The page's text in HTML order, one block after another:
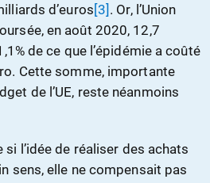
d’euros [3] . Or, l’Union
en août 2020, 12,7
de ce que l’épidémie a coûté
Cette somme, importante
de l’UE, reste néanmoins
si l’idée de réaliser des achats
sens, elle ne compensait pas